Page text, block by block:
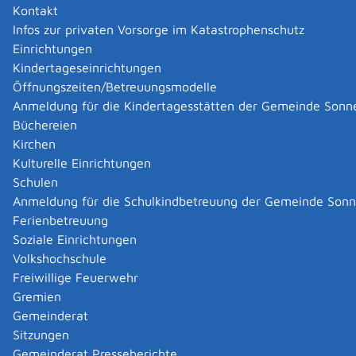
Kontakt
Infos zur privaten Vorsorge im Katastrophenschutz
Einrichtungen
Kindertageseinrichtungen
Öffnungszeiten/Betreuungsmodelle
Anmeldung für die Kindertagesstätten der Gemeinde
Büchereien
Kirchen
Kulturelle Einrichtungen
Schulen
Anmeldung für die Schulkindbetreuung der Gemeinde
Ferienbetreuung
Soziale Einrichtungen
Volkshochschule
Freiwillige Feuerwehr
Gremien
Gemeinderat
Sitzungen
Fahrzeuge vorgesehen.
Das sind zum Beispiel:
Fahrzeuge gemeinnütziger Organisationen
land- und forstwirtschaftliche Fahrzeuge
bestimmte Anhänger
Zuständige Stelle
die Zulassungsbehörde, in deren Bezirk Sie Ihren
Hauptwohnsitz, Betriebssitz oder Ihre Niederlassung
haben
Zulassungsbehörde ist
für einen Stadtkreis: die Stadtverwaltung
für einen Landkreis: das Landratsamt
Hinweis:
Anspruchsvoraussetzungen für eine Steuerbefreiung.
Die notwendigen Unterlagen werden gegebenenfalls
vom Hauptzollamt direkt bei Ihnen angefordert.